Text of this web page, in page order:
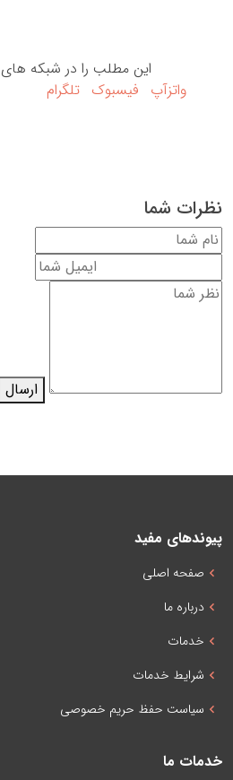
این مطلب را در شبکه های
واتزآپ فیسبوک تلگرام
نظرات شما
ارسال
پیوندهای مفید
صفحه اصلی
درباره ما
خدمات
شرایط خدمات
سیاست حفظ حریم خصوصی
خدمات ما